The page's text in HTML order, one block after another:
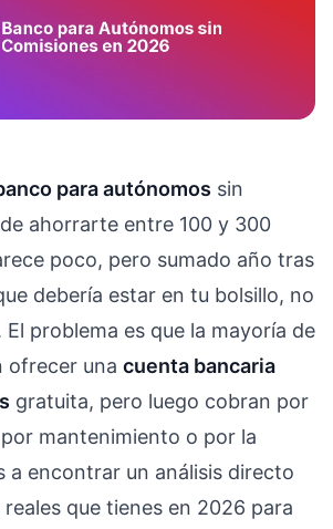
para autónomos sin
ahorrarte entre 100 y 300
poco, pero sumado año tras
debería estar en tu bolsillo, no
El problema es que la mayoría de
ofrecer una cuenta bancaria
gratuita, pero luego cobran por
mantenimiento o por la
a encontrar un análisis directo
que tienes en 2026 para